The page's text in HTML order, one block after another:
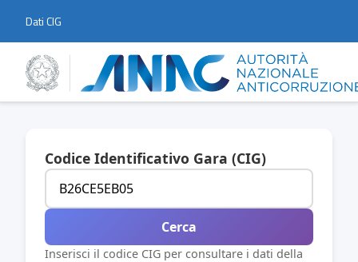
Dati CIG
Codice Identificativo Gara (CIG)
Cerca
Inserisci il codice CIG per consultare i dati della